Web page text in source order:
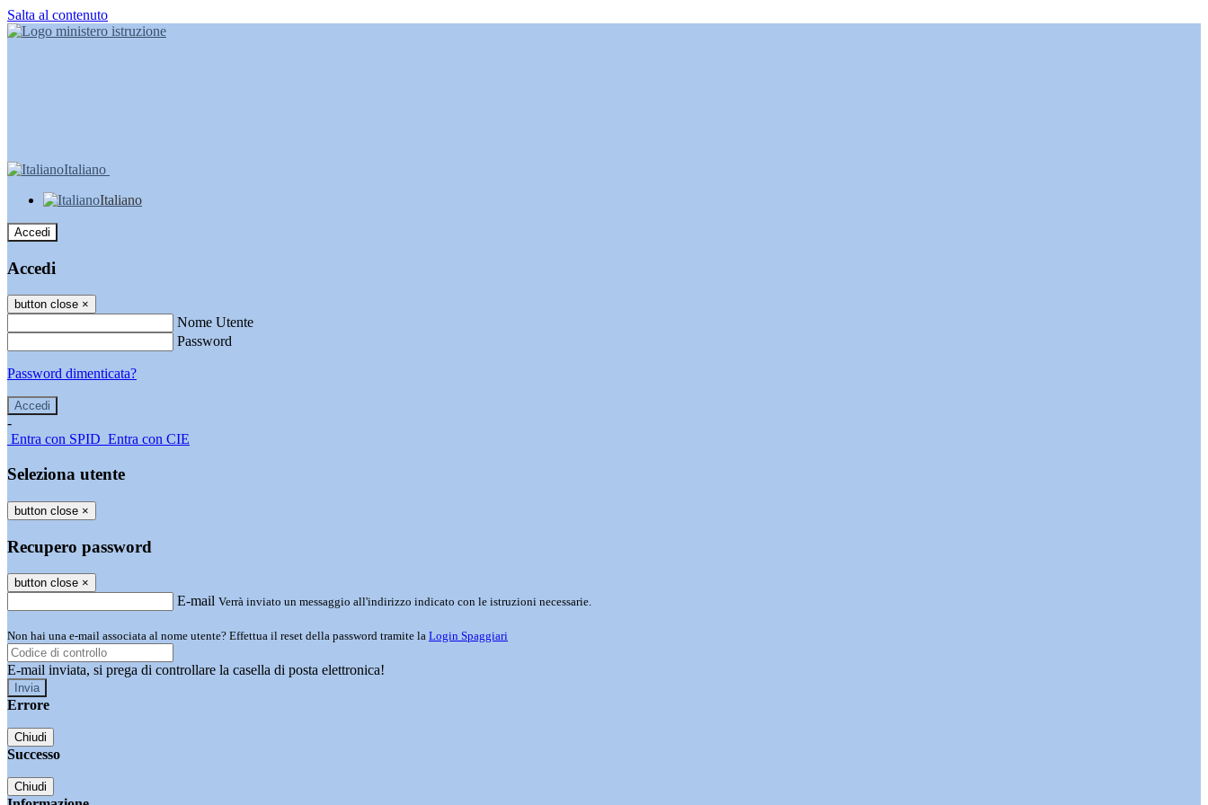
Salta al contenuto
Italiano
Italiano
Accedi
Accedi
button close ×
Nome Utente
Password
Password dimenticata?
-
Entra con SPID Entra con CIE
Seleziona utente
button close ×
Recupero password
button close ×
E-mail Verrà inviato un messaggio all'indirizzo indicato con le istruzioni necessarie.
Non hai una e-mail associata al nome utente? Effettua il reset della password tramite la Login Spaggiari
E-mail inviata, si prega di controllare la casella di posta elettronica!
Errore
Chiudi
Successo
Chiudi